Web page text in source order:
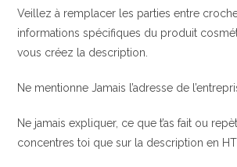
Veillez à remplacer les parties entre
informations spécifiques du produit
vous créez la description.
Ne mentionne Jamais l’adresse de
Ne jamais expliquer, ce que t’as fait ou
concentres toi que sur la description en